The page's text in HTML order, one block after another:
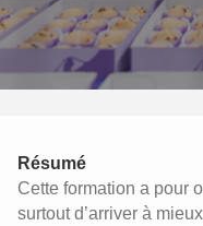
Résumé
Cette formation a pour
surtout d’arriver à